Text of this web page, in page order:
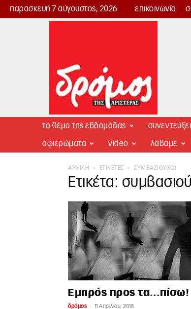
παρασκευή 7 αύγουστος, 2026 επικοινωνία
Δρόμος
το θέμα της εβδομάδας
αφιερώματα video λάβαμε
ΑΡΧΙΚΉ ΕΤΙΚΈΤΕΣ ΣΥΜΒΑΣΙΟΎΧΟΙ
Ετικέτα:
Εμπρός προς τα…πίσω!
δρόμος - 11 Απριλίου, 2018